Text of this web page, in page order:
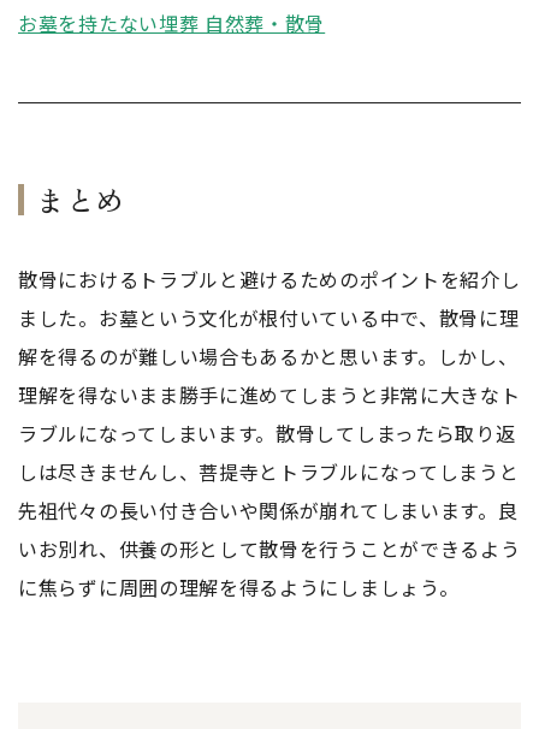
お墓を持たない埋葬 自然葬・散骨
まとめ
散骨におけるトラブルと避けるためのポイントを紹介し
ました。お墓という文化が根付いている中で、散骨に理
解を得るのが難しい場合もあるかと思います。しかし、
理解を得ないまま勝手に進めてしまうと非常に大きなト
ラブルになってしまいます。散骨してしまったら取り返
しは尽きませんし、菩提寺とトラブルになってしまうと
先祖代々の長い付き合いや関係が崩れてしまいます。良
いお別れ、供養の形として散骨を行うことができるよう
に焦らずに周囲の理解を得るようにしましょう。